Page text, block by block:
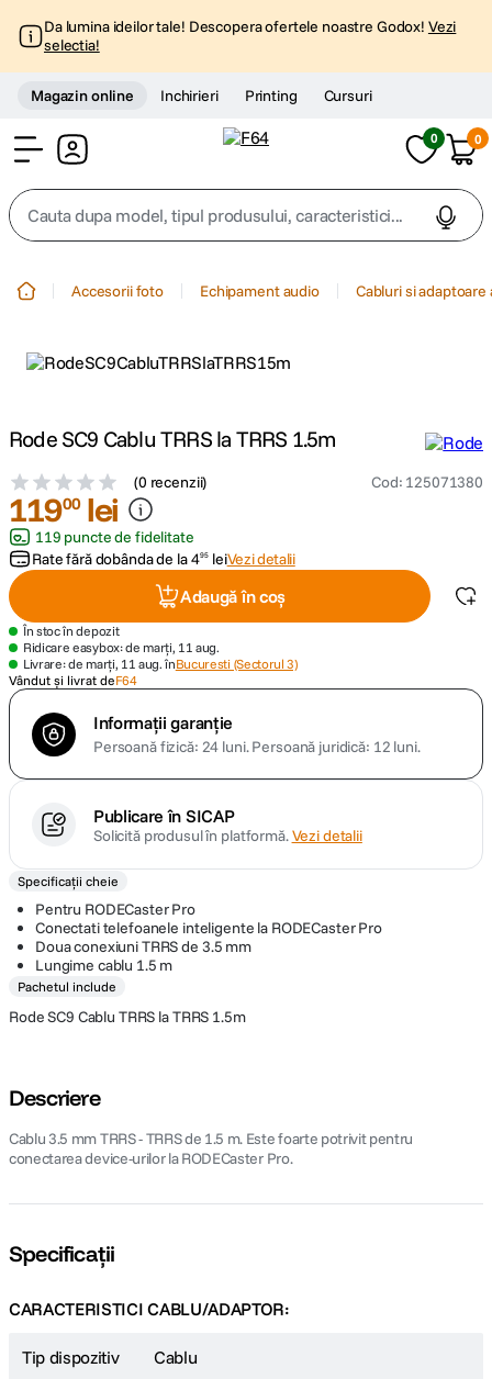
Da lumina ideilor tale! Descopera ofertele noastre Godox! Vezi
selectia!
Magazin online Inchirieri Printing Cursuri
0 0
Cauta dupa model, tipul produsului, caracteristici...
3 trepied telefon
4. peak design
5. canon sx740 hs
7. card memorie
ulanzi
9 . insta 360
Accesorii foto Echipament audio Cabluri si adaptoare
Rode SC9 Cablu TRRS la TRRS 1.5m
(0 recenzii) Cod: 125071380
11900 lei
119 puncte de fidelitate
Rate fără dobânda de la495 leiVezi detalii
Adaugă în coș
În stoc în depozit
Ridicare easybox: de marți, 11 aug.
Livrare: de marți, 11 aug. înBucuresti (Sectorul 3)
Vândut și livrat deF64
Informații garanție
Persoană fizică: 24 luni.Persoană juridică: 12 luni.
Publicare în SICAP
Solicită produsul în platformă.Vezi detalii
Specificații cheie
Pentru RODECaster Pro
Conectati telefoanele inteligente la RODECaster Pro
Doua conexiuni TRRS de 3.5 mm
Lungime cablu 1.5 m
Pachetul include
Rode SC9 Cablu TRRS la TRRS 1.5m
Descriere
Cablu 3.5 mm TRRS - TRRS de 1.5 m. Este foarte potrivit pentru
conectarea device-urilor la RODECaster Pro.
Specificații
CARACTERISTICI CABLU/ADAPTOR:
Tip dispozitiv Cablu